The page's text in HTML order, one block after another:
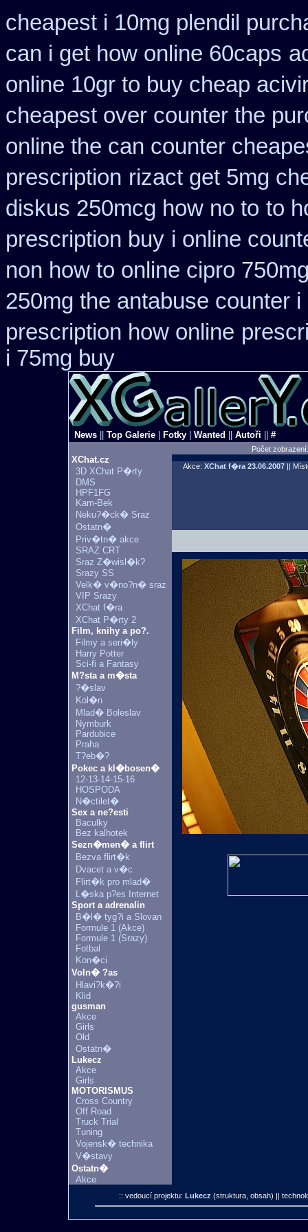
cheapest i 10mg plendil
can i get how online 60caps
online 10gr to buy cheap
cheapest over counter the
online the can counter
prescription rizact get 5mg
diskus 250mcg how no to to
prescription buy i online
non how to online cipro
250mg the antabuse counter i
prescription how online
i 75mg buy
News Top Galerie Fotky Wanted Autoři #
Počet
XChat.cz
3D XChat P�rty
DMS
HPF1FG
Kam-Bek
Neku?�ck� Sraz
Ostatn�
Priv�tn� akce
SRAZ CRT
Sraz Z�wisl�k?
Srazy SS
Velk� v�no?n� sraz
VIP Srazy
XChat f�ra
XChat P�rty 2
Film, knihy a po?.
Filmy a seri�ly
Harry Potter
Sci-fi a Fantasy
M?sta a m�sta
?�slav
Kol�n
Mlad� Boleslav
Nymburk
Pardubice
Praha
T?eb�?
Pokec a kl�bosen�
12-13-14-15-16
HOSPODA
N�ctilet�
Sex a ne?esti
Baculky
Bez kalhotek
Sezn�men� a flirt
Bezva flirt�k
Dvacet a v�c
Flirt�k pro mlad�
L�ska p?es Internet
Sport a adrenalin
B�l� tyg?i a Slovan
Formule 1 (Akce)
Formule 1 (Srazy)
Fotbal
Kon�ci
Voln� ?as
Hlavi?k�?i
Klid
gusman
Akce
Girls
Old
Ostatn�
Lukecz
Akce
Girls
MOTORISMUS
Cross Country
Off Road
Truck Trial
Tuning
Vojensk� technika
V�stavy
Ostatn�
Akce
Akce: XChat f�ra23.06.2007||
:: vedoucí projektu: Lukecz (struktura, obsah) ||